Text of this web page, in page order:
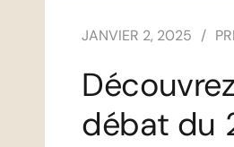
JANVIER 2, 2025
débat du